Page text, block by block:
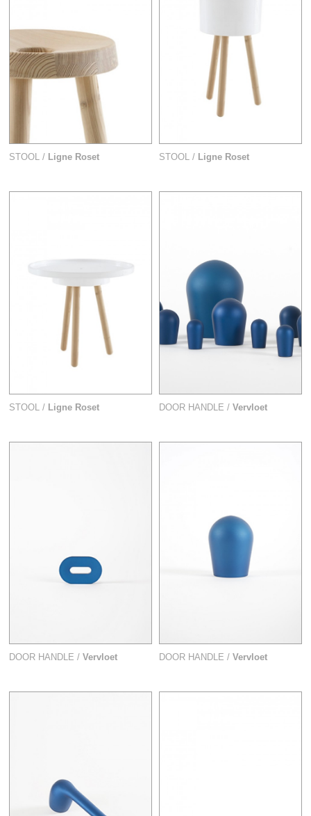
STOOL / Ligne Roset STOOL / Ligne Roset
STOOL / Ligne Roset DOOR HANDLE / Vervloet
DOOR HANDLE / Vervloet DOOR HANDLE / Vervloet